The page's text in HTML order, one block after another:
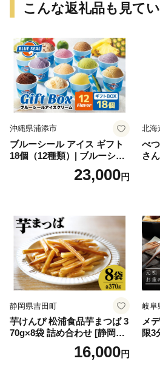
こんな返礼品も見て
沖縄県浦添市
ブルーシール アイス ギフト
18個（12種類）| ブルーシー
ルアイス ブルーシールアイ
スクリーム 着日指定可能 送
誕生日 カップ 詰め合わせ バ
ラエティ | バニラ チョコレー
ト ストロベリー ピスタチオ
バニラ＆クッキー ウベ 沖縄
紅イモ 塩ちんすこう 沖縄シ
ークヮーサー 沖縄黒糖 琉球
ロイヤルミルクティ 沖縄パ
イン
23,000円
北海
べ
さ
12
ス
道
ー
せ
静岡県吉田町
芋けんぴ 松浦食品芋まつば 3
70g×8袋 詰め合わせ [静岡伊
勢丹(松浦食品) 静岡県 吉田町
22424274] 芋ケンピ セット
16,000円
岐阜
メ
限3
と
ご